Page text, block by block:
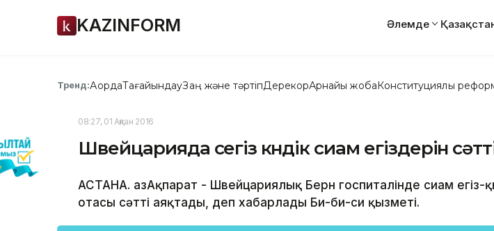
KAZINFORM Әлемде
Тренд:АқордаТағайындауЗаң және тәртіпДерекқорАрнайы жобаКонституциялық
08:27, 01 Ақпан 2016
Швейцарияда сегіз күндік сиам егіздерін
АСТАНА. ҚазАқпарат - Швейцариялық Берн госпиталінде сиам
отасы сәтті аяқтады, деп хабарлады Би-би-си қызметі.